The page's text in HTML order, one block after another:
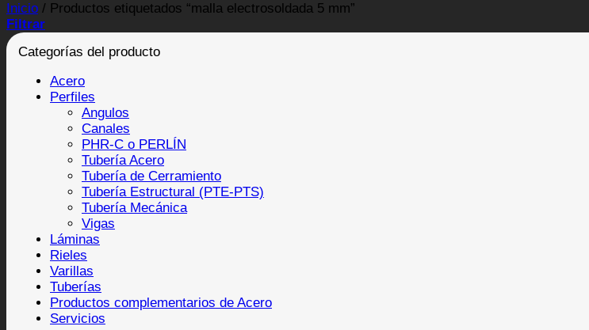
Inicio / Productos etiquetados “malla electrosoldada 5 mm”
Filtrar
Categorías del producto
Acero
Perfiles
Angulos
Canales
PHR-C o PERLÍN
Tubería Acero
Tubería de Cerramiento
Tubería Estructural (PTE-PTS)
Tubería Mecánica
Vigas
Láminas
Rieles
Varillas
Tuberías
Productos complementarios de Acero
Servicios